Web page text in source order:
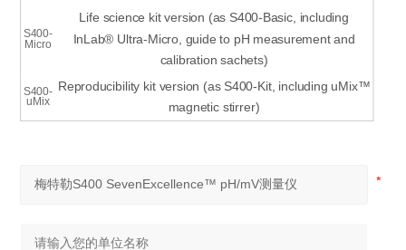
S400-
Micro
Life science kit version (as S400-Basic, including
InLab® Ultra-Micro, guide to pH measurement and
calibration sachets)
S400-
uMix
Reproducibility kit version (as S400-Kit, including uMix™
magnetic stirrer)